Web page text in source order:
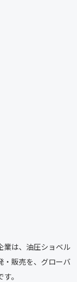
業は、油圧ショベル
・販売を、グローバ
。